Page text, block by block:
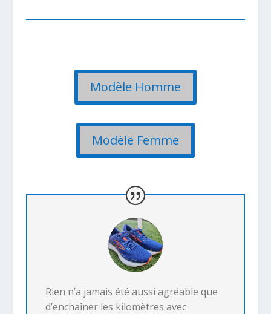
Modèle Homme
Modèle Femme
Rien n’a jamais été aussi agréable que
d’enchaîner les kilomètres avec